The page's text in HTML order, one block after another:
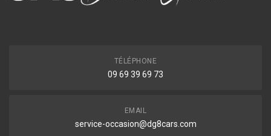
TÉLÉPHONE
09 69 39 69 73
EMAIL
service-occasion@dg8cars.com